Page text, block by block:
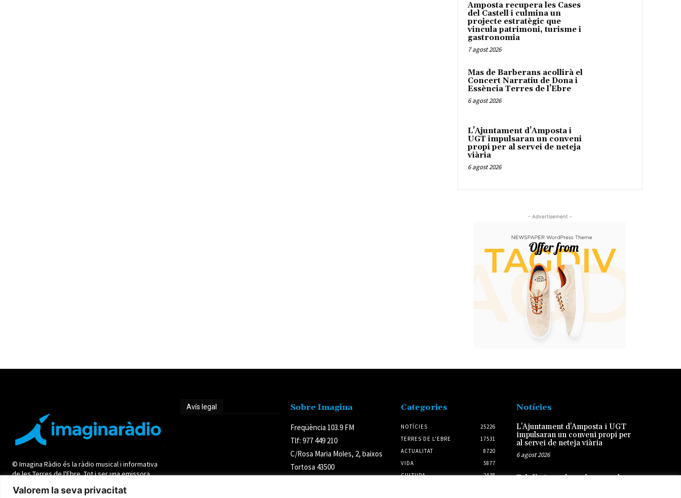
Valorem la seva privacitat
Amposta recupera les Cases
del Castell i culmina un
projecte estratègic que
vincula patrimoni, turisme i
gastronomia
7 agost 2026
Mas de Barberans acollirà el
Concert Narratiu de Dona i
Essència Terres de l’Ebre
6 agost 2026
L’Ajuntament d’Amposta i
UGT impulsaran un conveni
propi per al servei de neteja
viària
6 agost 2026
- Advertisement -
© Imagina Ràdio és la ràdio musical i informativa
de les Terres de l'Ebre. Tot i ser una emissora
oferir una informació de qualitat i de proximitat.
Avís legal Sobre Imagina
Freqüència 103.9 FM
Tlf: 977 449 210
C/Rosa Maria Moles, 2, baixos
Tortosa 43500
Categories
NOTÍCIES
25226
TERRES DE L'EBRE
17531
ACTUALITAT
8720
VIDA
5877
CULTURA
2438
Notícies
L’Ajuntament d’Amposta i UGT
impulsaran un conveni propi per
al servei de neteja viària
6 agost 2026
Telefònica reforça la xarxa de